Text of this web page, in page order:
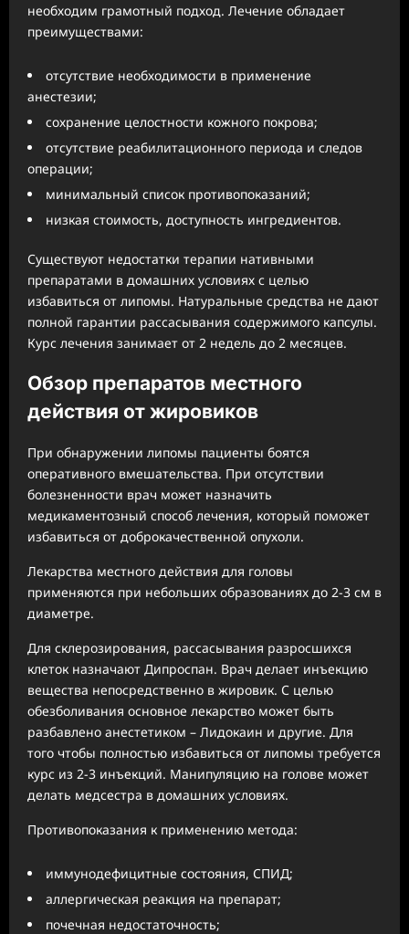
необходим грамотный подход. Лечение обладает
преимуществами:
отсутствие необходимости в применение
анестезии;
сохранение целостности кожного покрова;
отсутствие реабилитационного периода и следов
операции;
минимальный список противопоказаний;
низкая стоимость, доступность ингредиентов.
Существуют недостатки терапии нативными
препаратами в домашних условиях с целью
избавиться от липомы. Натуральные средства не дают
полной гарантии рассасывания содержимого капсулы.
Курс лечения занимает от 2 недель до 2 месяцев.
Обзор препаратов местного
действия от жировиков
При обнаружении липомы пациенты боятся
оперативного вмешательства. При отсутствии
болезненности врач может назначить
медикаментозный способ лечения, который поможет
избавиться от доброкачественной опухоли.
Лекарства местного действия для головы
применяются при небольших образованиях до 2-3 см в
диаметре.
Для склерозирования, рассасывания разросшихся
клеток назначают Дипроспан. Врач делает инъекцию
вещества непосредственно в жировик. С целью
обезболивания основное лекарство может быть
разбавлено анестетиком – Лидокаин и другие. Для
того чтобы полностью избавиться от липомы требуется
курс из 2-3 инъекций. Манипуляцию на голове может
делать медсестра в домашних условиях.
Противопоказания к применению метода:
иммунодефицитные состояния, СПИД;
аллергическая реакция на препарат;
почечная недостаточность;